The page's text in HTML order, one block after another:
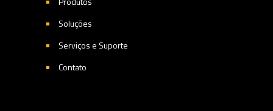
Soluções
Serviços e Suporte
Contato